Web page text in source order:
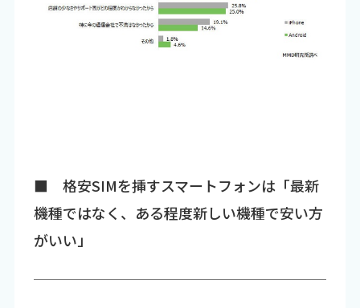
■ 格安SIMを挿すスマートフォンは「最新
機種ではなく、ある程度新しい機種で安い方
がいい」